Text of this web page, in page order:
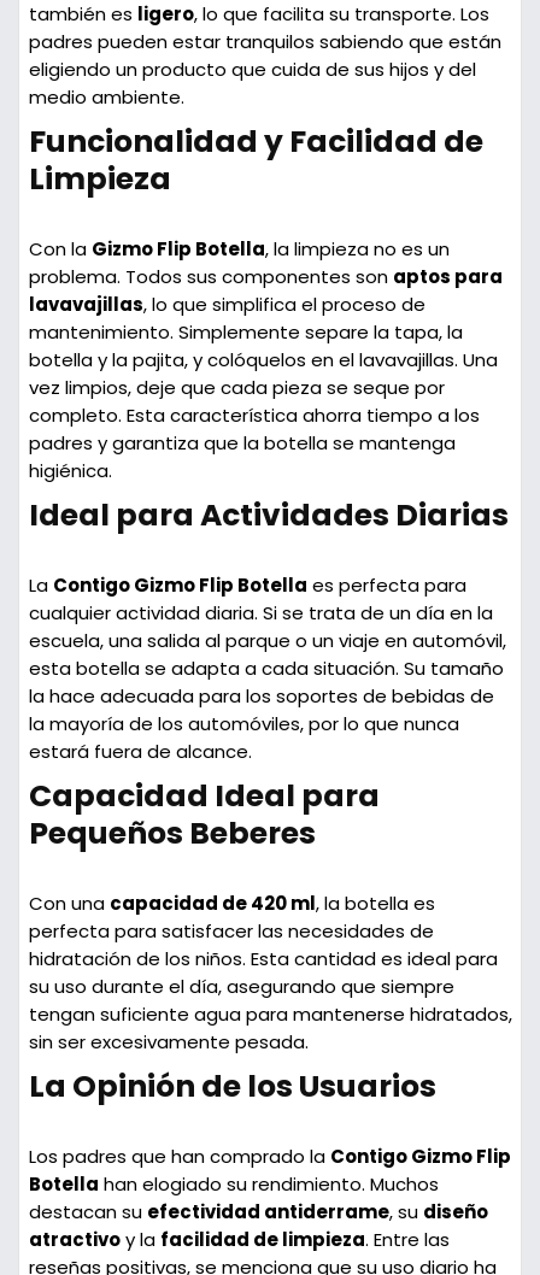
también es ligero, lo que facilita su transporte. Los
padres pueden estar tranquilos sabiendo que están
eligiendo un producto que cuida de sus hijos y del
medio ambiente.
Funcionalidad y Facilidad de
Limpieza
Con la Gizmo Flip Botella, la limpieza no es un
problema. Todos sus componentes son aptos para
lavavajillas, lo que simplifica el proceso de
mantenimiento. Simplemente separe la tapa, la
botella y la pajita, y colóquelos en el lavavajillas. Una
vez limpios, deje que cada pieza se seque por
completo. Esta característica ahorra tiempo a los
padres y garantiza que la botella se mantenga
higiénica.
Ideal para Actividades Diarias
La Contigo Gizmo Flip Botella es perfecta para
cualquier actividad diaria. Si se trata de un día en la
escuela, una salida al parque o un viaje en automóvil,
esta botella se adapta a cada situación. Su tamaño
la hace adecuada para los soportes de bebidas de
la mayoría de los automóviles, por lo que nunca
estará fuera de alcance.
Capacidad Ideal para
Pequeños Beberes
Con una capacidad de 420 ml, la botella es
perfecta para satisfacer las necesidades de
hidratación de los niños. Esta cantidad es ideal para
su uso durante el día, asegurando que siempre
tengan suficiente agua para mantenerse hidratados,
sin ser excesivamente pesada.
La Opinión de los Usuarios
Los padres que han comprado la Contigo Gizmo Flip
Botella han elogiado su rendimiento. Muchos
destacan su efectividad antiderrame, su diseño
atractivoy la facilidad de limpieza. Entre las
reseñas positivas, se menciona que su uso diario ha